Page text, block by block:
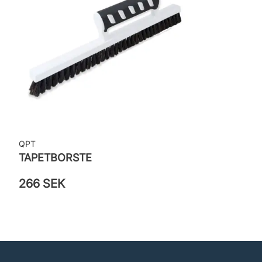
QPT
TAPETBORSTE
266 SEK